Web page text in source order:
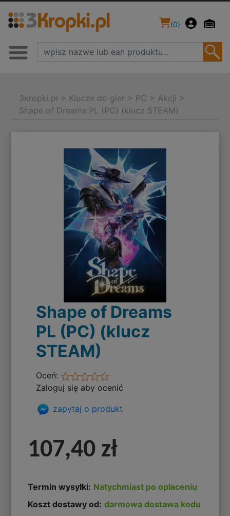
(0)
3kropki.pl > Klucze do gier > PC > Akcji >
Shape of Dreams PL (PC) (klucz STEAM)
Shape of Dreams
PL (PC) (klucz
STEAM)
Oceń:
Zaloguj się aby ocenić
zapytaj o produkt
107,40 zł
Termin wysyłki: Natychmiast po opłaceniu
Koszt dostawy od: darmowa dostawa kodu